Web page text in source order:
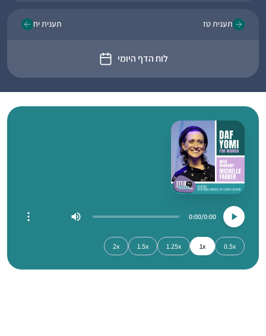
תענית טז
לוח הדף היומי
תענית יח
0:00
0:00
0.5x
1x
1.25x
1.5x
2x